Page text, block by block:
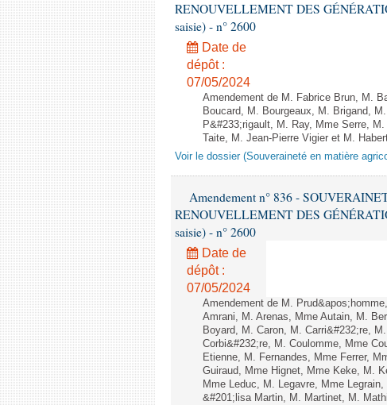
RENOUVELLEMENT DES
saisie) - n° 2600
Date de
dépôt :
07/05/2024
Amendement de M. Fabrice Brun, M.
Boucard, M. Bourgeaux, M. Brigand,
P&#233;rigault, M. Ray, Mme Serre,
Taite, M. Jean-Pierre Vigier et M.
Voir le dossier (Souveraineté en matière
Amendement n° 836 -
RENOUVELLEMENT DES
saisie) - n° 2600
Date de
dépôt :
07/05/2024
Amendement de M.
Amrani, M. Arenas, Mme Autain, M.
Boyard, M. Caron, M. Carri&#232;re,
Corbi&#232;re, M. Coulomme, Mme
Etienne, M. Fernandes, Mme Ferrer,
Guiraud, Mme Hignet, Mme Keke, M.
Mme Leduc, M. Legavre, Mme
&#201;lisa Martin, M. Martinet, M.